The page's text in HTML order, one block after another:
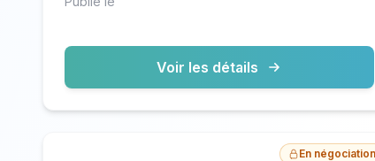
Voir les détails
En négociation